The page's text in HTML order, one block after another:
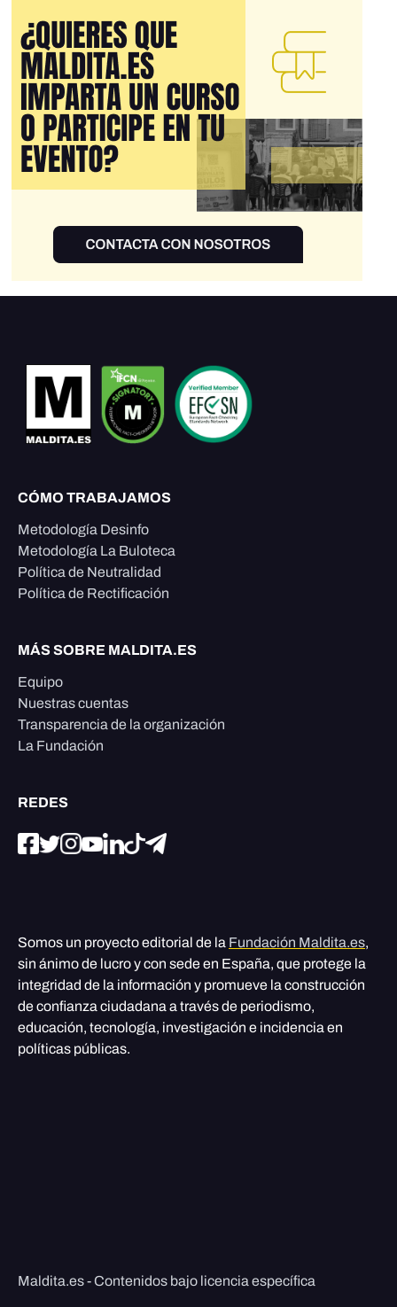
CÓMO TRABAJAMOS
Metodología Desinfo
Metodología La Buloteca
Política de Neutralidad
Política de Rectificación
MÁS SOBRE MALDITA.ES
Equipo
Nuestras cuentas
Transparencia de la organización
La Fundación
REDES
Somos un proyecto editorial de la Fundación Maldita.es,
sin ánimo de lucro y con sede en España, que protege la
integridad de la información y promueve la construcción
de confianza ciudadana a través de periodismo,
educación, tecnología, investigación e incidencia en
políticas públicas.
Maldita.es - Contenidos bajo licencia específica